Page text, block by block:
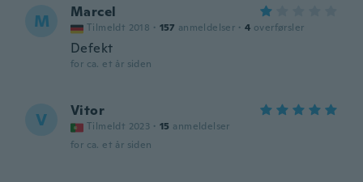
M Marcel
Tilmeldt 2018 · 157 anmeldelser · 4 overførsler
Defekt
for ca. et år siden
V Vitor
Tilmeldt 2023 · 15 anmeldelser
for ca. et år siden